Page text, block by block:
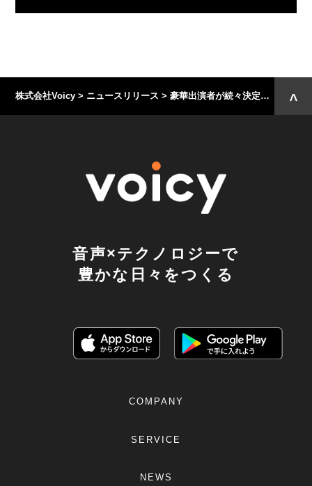
株式会社Voicy > ニュースリリース >豪華出演者が続々決定！Voicyファンフェスタ、出演パーソナリティを発表！ 〜はあちゅう氏、茂木健一郎氏、澤円氏、桂三四郎氏 他、バラエティ豊かなパーソナリティが勢揃い〜
音声×テクノロジーで
豊かな日々をつくる
COMPANY
SERVICE
NEWS